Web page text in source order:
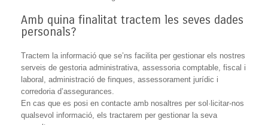
Amb quina finalitat tractem les seves dades
personals?
Tractem la informació que se’ns facilita per gestionar els nostres
serveis de gestoria administrativa, assessoria comptable, fiscal i
laboral, administració de finques, assessorament jurídic i
corredoria d’assegurances.
En cas que es posi en contacte amb nosaltres per sol·licitar-nos
qualsevol informació, els tractarem per gestionar la seva